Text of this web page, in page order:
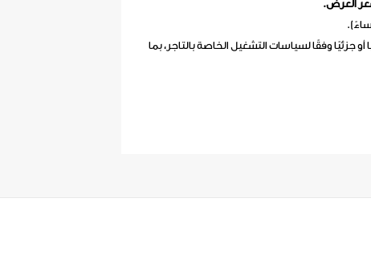
العرض.
أو جزئيًا وفقًا لسياسات التشغيل الخاصة بالتاجر، بما